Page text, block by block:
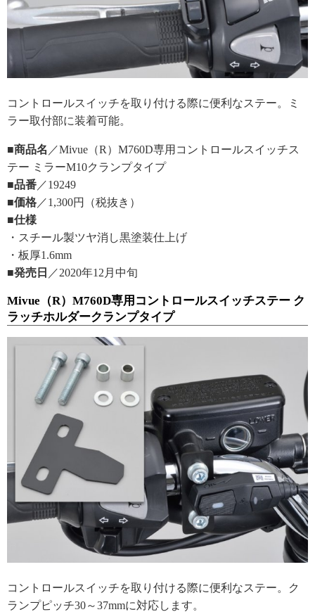
コントロールスイッチを取り付ける際に便利なステー。ミ
ラー取付部に装着可能。
■商品名 ／Mivue（R）M760D専用コントロールスイッチス
テー ミラーM10クランプタイプ
■品番 ／19249
■価格 ／1,300円（税抜き）
■仕様
・スチール製ツヤ消し黒塗装仕上げ
・板厚1.6mm
■発売日 ／2020年12月中旬
Mivue（R）M760D専用コントロールスイッチステー ク
ラッチホルダークランプタイプ
コントロールスイッチを取り付ける際に便利なステー。ク
ランプピッチ30～37mmに対応します。